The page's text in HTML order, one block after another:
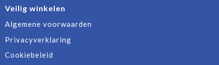
Veilig winkelen
Algemene voorwaarden
Privacyverklaring
Cookiebeleid